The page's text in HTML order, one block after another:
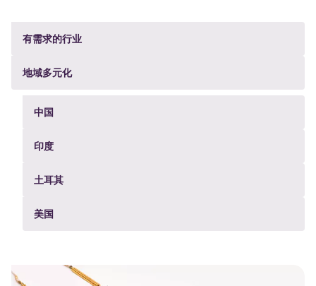
有需求的行业
地域多元化
中国
印度
土耳其
美国